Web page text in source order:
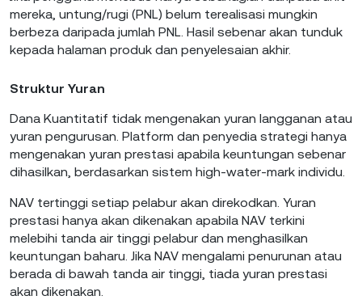
mereka, untung/rugi (PNL) belum terealisasi mungkin
berbeza daripada jumlah PNL. Hasil sebenar akan tunduk
kepada halaman produk dan penyelesaian akhir.
Struktur Yuran
Dana Kuantitatif tidak mengenakan yuran langganan atau
yuran pengurusan. Platform dan penyedia strategi hanya
mengenakan yuran prestasi apabila keuntungan sebenar
dihasilkan, berdasarkan sistem high-water-mark individu.
NAV tertinggi setiap pelabur akan direkodkan. Yuran
prestasi hanya akan dikenakan apabila NAV terkini
melebihi tanda air tinggi pelabur dan menghasilkan
keuntungan baharu. Jika NAV mengalami penurunan atau
berada di bawah tanda air tinggi, tiada yuran prestasi
akan dikenakan.